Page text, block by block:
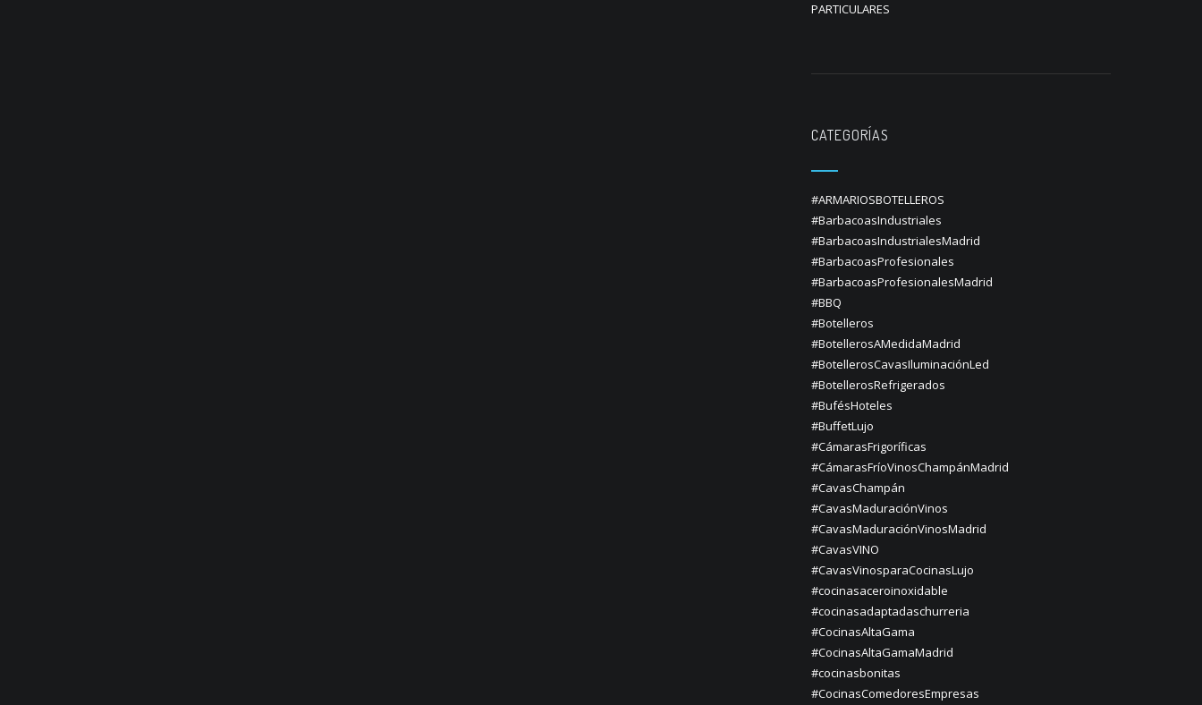
PARTICULARES
CATEGORÍAS
#ARMARIOSBOTELLEROS
#BarbacoasIndustriales
#BarbacoasIndustrialesMadrid
#BarbacoasProfesionales
#BarbacoasProfesionalesMadrid
#BBQ
#Botelleros
#BotellerosAMedidaMadrid
#BotellerosCavasIluminaciónLed
#BotellerosRefrigerados
#BufésHoteles
#BuffetLujo
#CámarasFrigoríficas
#CámarasFríoVinosChampánMadrid
#CavasChampán
#CavasMaduraciónVinos
#CavasMaduraciónVinosMadrid
#CavasVINO
#CavasVinosparaCocinasLujo
#cocinasaceroinoxidable
#cocinasadaptadaschurreria
#CocinasAltaGama
#CocinasAltaGamaMadrid
#cocinasbonitas
#CocinasComedoresEmpresas